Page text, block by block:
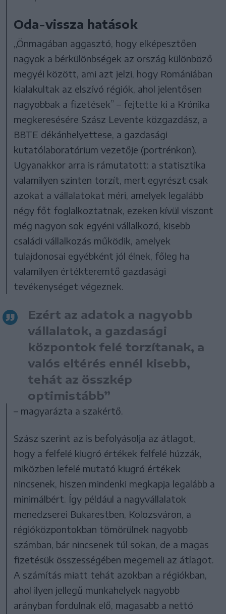
Oda-vissza hatások
„Önmagában aggasztó, hogy elképesztően
nagyok a bérkülönbségek az ország különböző
megyéi között, ami azt jelzi, hogy Romániában
kialakultak az elszívó régiók, ahol jelentősen
nagyobbak a fizetések” – fejtette ki a Krónika
megkeresésére Szász Levente közgazdász, a
BBTE dékánhelyettese, a gazdasági
kutatólaboratórium vezetője (portrénkon).
Ugyanakkor arra is rámutatott: a statisztika
valamilyen szinten torzít, mert egyrészt csak
azokat a vállalatokat méri, amelyek legalább
négy főt foglalkoztatnak, ezeken kívül viszont
még nagyon sok egyéni vállalkozó, kisebb
családi vállalkozás működik, amelyek
tulajdonosai egyébként jól élnek, főleg ha
valamilyen értékteremtő gazdasági
tevékenységet végeznek.
Ezért az adatok a nagyobb
vállalatok, a gazdasági
központok felé torzítanak, a
valós eltérés ennél kisebb,
tehát az összkép
optimistább”
– magyarázta a szakértő.
Szász szerint az is befolyásolja az átlagot,
hogy a felfelé kiugró értékek felfelé húzzák,
miközben lefelé mutató kiugró értékek
nincsenek, hiszen mindenki megkapja legalább a
minimálbért. Így például a nagyvállalatok
menedzserei Bukarestben, Kolozsváron, a
régióközpontokban tömörülnek nagyobb
számban, bár nincsenek túl sokan, de a magas
fizetésük összességében megemeli az átlagot.
A számítás miatt tehát azokban a régiókban,
ahol ilyen jellegű munkahelyek nagyobb
arányban fordulnak elő, magasabb a nettó